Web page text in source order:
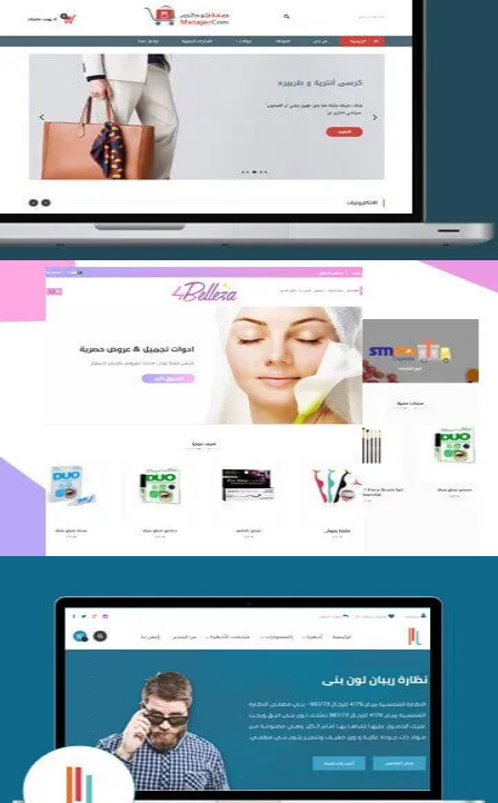
تصميم متجر متاجركم
اعادة تصميم متجر فوربليزا
التفاصيل
تصميم متجر اي كير
التفاصيل